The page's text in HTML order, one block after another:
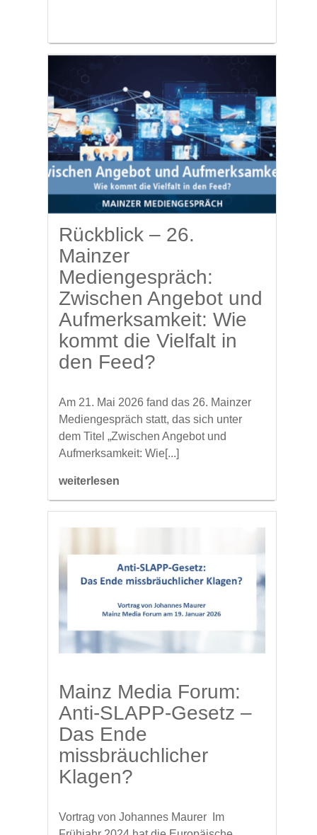
Rückblick – 26.
Mainzer
Mediengespräch:
Zwischen Angebot und
Aufmerksamkeit: Wie
kommt die Vielfalt in
den Feed?
Am 21. Mai 2026 fand das 26. Mainzer
Mediengespräch statt, das sich unter
dem Titel „Zwischen Angebot und
Aufmerksamkeit: Wie[...]
weiterlesen
Mainz Media Forum:
Anti-SLAPP-Gesetz –
Das Ende
missbräuchlicher
Klagen?
Vortrag von Johannes Maurer ​ Im